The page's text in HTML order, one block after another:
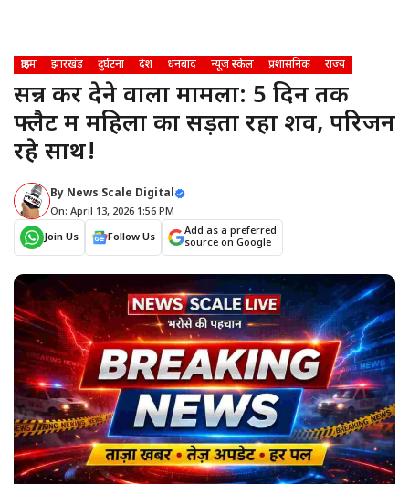
क्राइम झारखंड दुर्घटना देश धनबाद न्यूज़ स्केल प्रशासनिक राज्य
सन्न कर देने वाला मामला: 5 दिन तक
फ्लैट में महिला का सड़ता रहा शव, परिजन
रहे साथ!
By News Scale Digital
On: April 13, 2026 1:56 PM
Join Us
Follow Us
Add as a preferred
source on Google